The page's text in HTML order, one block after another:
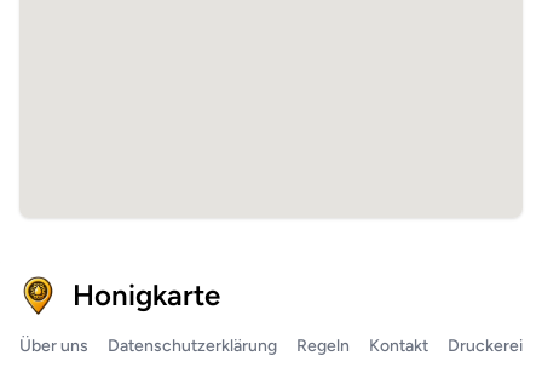
Honigkarte
Über uns Datenschutzerklärung Regeln Kontakt Druckerei